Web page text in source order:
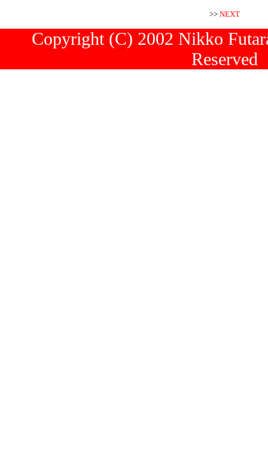
>> NEXT
Copyright (C) 2002 Nikko
Reserved